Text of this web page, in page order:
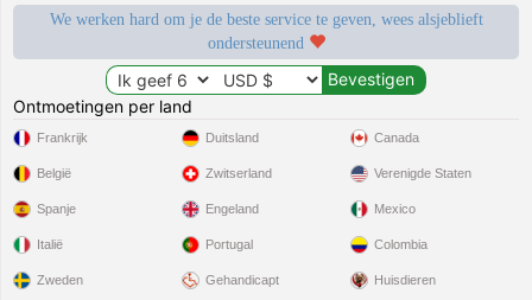
We werken hard om je de beste service te geven, wees alsjeblieft
ondersteunend
Ontmoetingen per land
Frankrijk
België
Spanje
Italië
Zweden
Duitsland
Zwitserland
Engeland
Portugal
Gehandicapt
Canada
Verenigde Staten
Mexico
Colombia
Huisdieren